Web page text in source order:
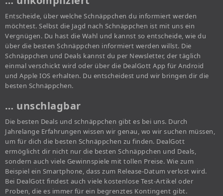
Entscheide, über welche Schnäppchen du informiert werden
möchtest. Selbst die Jagd nach Schnäppchen ist mit uns ein
Vergnügen. Du hast die Wahl und kannst so entscheide, wie du
über die besten Schnäppchen informiert werden willst. Die
Schnäppchen und Deals kannst du per Newsletter, der täglich
einmal verschickt wird oder über die DealGott App für Android
und Apple IOS erhalten. Du entscheidest und wir bringen dir die
besten Schnäppchen.
… unschlagbar
Die besten Deals und schnäppchen gibt es bei uns. Durch
Jahrelange Erfahrungen wissen wir genau, wo wir suchen müssen,
um für dich die besten Schnäppchen zu finden. DealGott
ermöglicht dir nicht nur die besten Schnäppchen und Deals,
sondern auch viele Gewinnspiele mit tollen Preise. Wie zum
Beispiel ein Smartphone, dass zum Release-Datum verlost wird.
Bei DealGott findest auch viele kostenlose Test-Artikel oder
Proben, die es immer für ein begrenztes Kontingent gibt.